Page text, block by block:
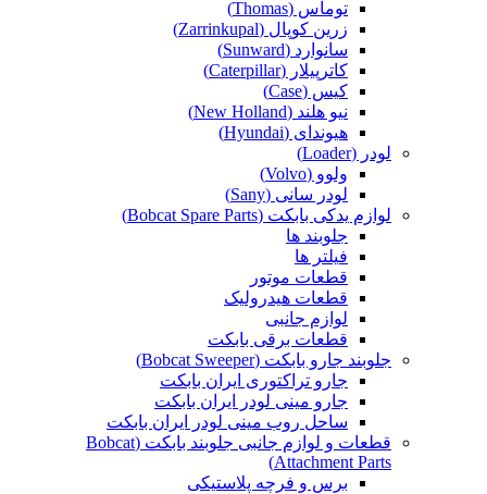
توماس (Thomas)
زرین کوپال (Zarrinkupal)
سانوارد (Sunward)
کاترپیلار (Caterpillar)
کیس (Case)
نیو هلند (New Holland)
هیوندای (Hyundai)
لودر (Loader)
ولوو (Volvo)
لودر سانی (Sany)
لوازم یدکی بابکت (Bobcat Spare Parts)
جلوبند ها
فیلتر ها
قطعات موتور
قطعات هیدرولیک
لوازم جانبی
قطعات برقی بابکت
جلوبند جارو بابکت (Bobcat Sweeper)
جارو تراکتوری ایران بابکت
جارو مینی لودر ایران بابکت
ساحل روب مینی لودر ایران بابکت
قطعات و لوازم جانبی جلوبند بابکت (Bobcat
Attachment Parts)
برس و فرچه پلاستیکی